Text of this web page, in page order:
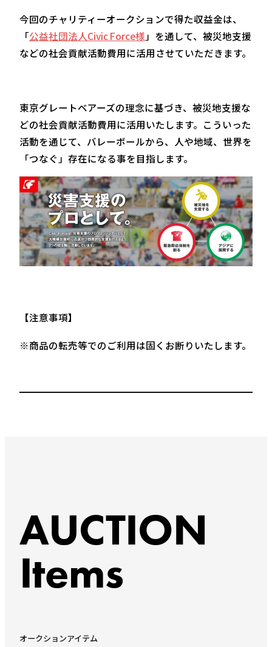
今回のチャリティーオークションで得た収益金は、
「公益社団法人Civic Force様 」を通して、被災地支援
などの社会貢献活動費用に活用させていただきます。
東京グレートベアーズの理念に基づき、被災地支援な
どの社会貢献活動費用に活用いたします。こういった
活動を通じて、バレーボールから、人や地域、世界を
「つなぐ」存在になる事を目指します。
【注意事項】
※商品の転売等でのご利用は固くお断りいたします。
AUCTION
Items
オークションアイテム